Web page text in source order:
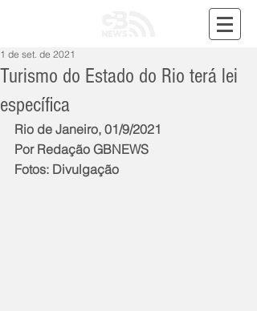
Turismo do Estado do Rio terá lei
específica
1 de set. de 2021
Rio de Janeiro, 01/9/2021
Por Redação GBNEWS
Fotos: Divulgação